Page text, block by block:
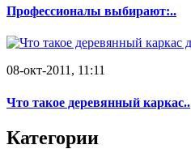
Профессионалы выбирают:..
08-окт-2011, 11:11
Что такое деревянный каркас..
Категории